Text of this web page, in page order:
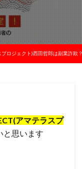
プロジェクト)西田哲郎は副業詐
アマテラスプ
と思います